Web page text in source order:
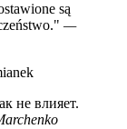
są
—
не влияет.